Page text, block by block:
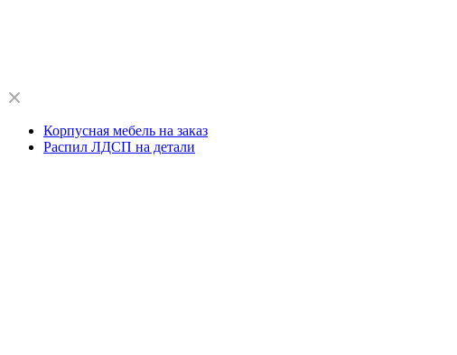
Корпусная мебель на заказ
Распил ЛДСП на детали